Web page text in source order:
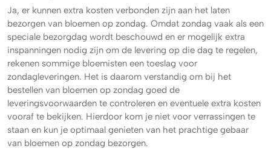
Ja, er kunnen extra kosten verbonden zijn aan het laten
bezorgen van bloemen op zondag. Omdat zondag vaak als een
speciale bezorgdag wordt beschouwd en er mogelijk extra
inspanningen nodig zijn om de levering op die dag te regelen,
rekenen sommige bloemisten een toeslag voor
zondagleveringen. Het is daarom verstandig om bij het
bestellen van bloemen op zondag goed de
leveringsvoorwaarden te controleren en eventuele extra kosten
vooraf te bekijken. Hierdoor kom je niet voor verrassingen te
staan en kun je optimaal genieten van het prachtige gebaar
van bloemen op zondag bezorgen.